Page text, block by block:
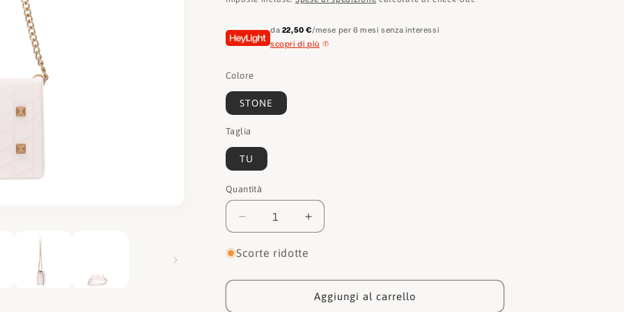
e
o
da 22,50 €/mese per 6 mesi senza interessi
scopri di più
Colore
STONE
Taglia
TU
Quantità
Quantità
Diminuisci
quantità
per
Borsa
HWQB8404190
Aumenta
quantità
per
Borsa
HWQB8404190
Scorte ridotte
Aggiungi al carrello